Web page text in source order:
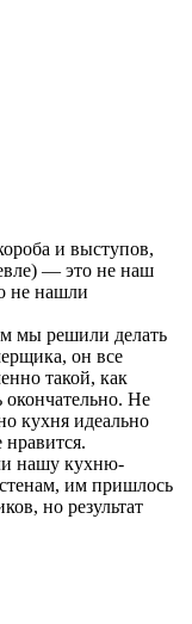
и выступов,
— это не наш
не нашли
мы решили делать
он все
такой, как
окончательно. Не
кухня идеально
нравится.
нашу кухню-
им пришлось
но результат